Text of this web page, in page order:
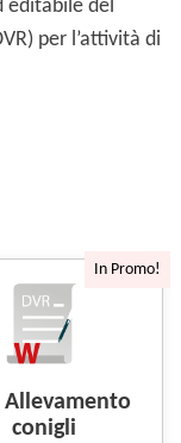
editabile del
per l’attività di
In Promo!
Allevamento
conigli